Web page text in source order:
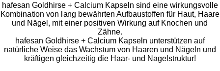
hafesan Goldhirse + Calcium Kapseln sind eine wirkungsvolle
Kombination von lang bewährten Aufbaustoffen für Haut, Haare
und Nägel, mit einer positiven Wirkung auf Knochen und
Zähne.
hafesan Goldhirse + Calcium Kapseln unterstützen auf
natürliche Weise das Wachstum von Haaren und Nägeln und
kräftigen gleichzeitig die Haar- und Nagelstruktur!